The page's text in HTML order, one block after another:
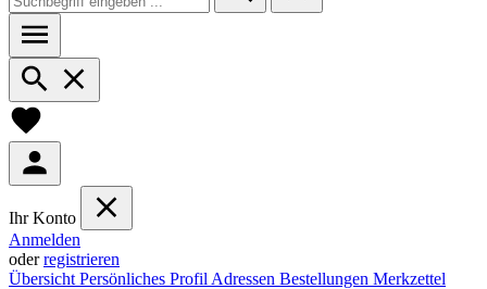
Ihr Konto
Anmelden
oderregistrieren
Übersicht Persönliches Profil Adressen Bestellungen Merkzettel